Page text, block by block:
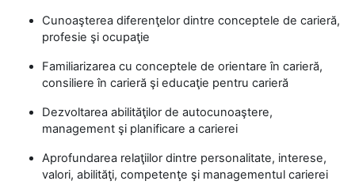
Cunoaşterea diferenţelor dintre conceptele de carieră,
profesie şi ocupaţie
Familiarizarea cu conceptele de orientare în carieră,
consiliere în carieră şi educaţie pentru carieră
Dezvoltarea abilităţilor de autocunoaştere,
management şi planificare a carierei
Aprofundarea relaţiilor dintre personalitate, interese,
valori, abilităţi, competenţe şi managementul carierei